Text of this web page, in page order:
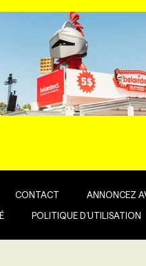
CONTACT ANNONCEZ
POLITIQUE D’UTILISATION